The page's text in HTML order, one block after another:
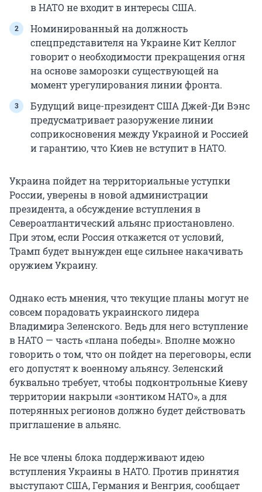
в НАТО не входит в интересы США.
Номинированный на должность
спецпредставителя на Украине Кит Келлог
говорит о необходимости прекращения огня
на основе заморозки существующей на
момент урегулирования линии фронта.
Будущий вице-президент США Джей-Ди Вэнс
предусматривает разоружение линии
соприкосновения между Украиной и Россией
и гарантию, что Киев не вступит в НАТО.
Украина пойдет на территориальные уступки
России, уверены в новой администрации
президента, а обсуждение вступления в
Североатлантический альянс приостановлено.
При этом, если Россия откажется от условий,
Трамп будет вынужден еще сильнее накачивать
оружием Украину.
Однако есть мнения, что текущие планы могут не
совсем порадовать украинского лидера
Владимира Зеленского. Ведь для него вступление
в НАТО — часть «плана победы». Вполне можно
говорить о том, что он пойдет на переговоры, если
его допустят к военному альянсу. Зеленский
буквально требует, чтобы подконтрольные Киеву
территории накрыли «зонтиком НАТО», а для
потерянных регионов должно будет действовать
приглашение в альянс.
Не все члены блока поддерживают идею
вступления Украины в НАТО. Против принятия
выступают США, Германия и Венгрия, сообщает